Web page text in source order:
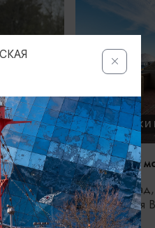
ПАМЯТНИКИ
Скульптуры
набережная